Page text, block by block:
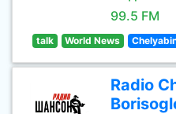
99.5 FM
talk World News
Radio